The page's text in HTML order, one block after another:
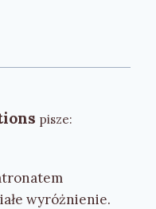
pisze:
wyróżnienie.